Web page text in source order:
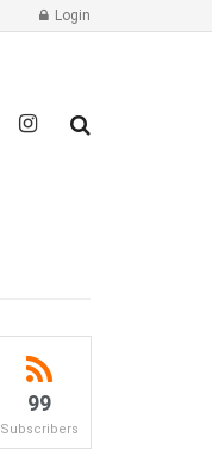
Login
99
Subscribers